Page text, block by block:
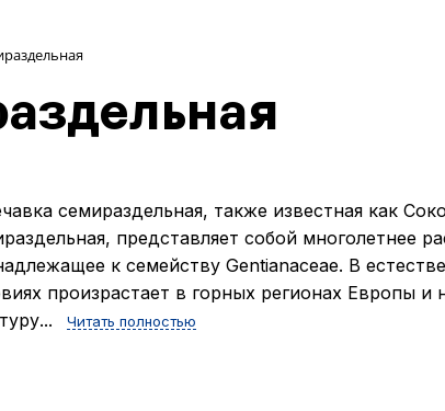
семираздельная, также известная как
представляет собой многолетнее
к семейству Gentianaceae. В
произрастает в горных регионах Европы и
Читать полностью